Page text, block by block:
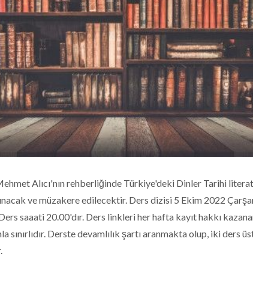
Alıcı'nın rehberliğinde Türkiye'deki Dinler Tarihi
ve müzakere edilecektir. Ders dizisi 5 Ekim 2022
saaati 20.00'dır. Ders linkleri her hafta kayıt hakkı
sınırlıdır. Derste devamlılık şartı aranmakta olup, iki ders